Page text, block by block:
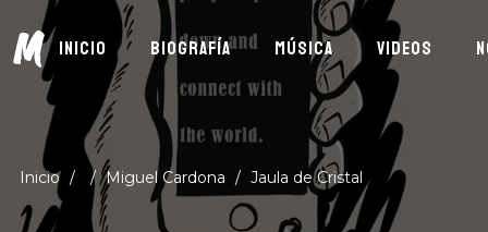
M INICIO BIOGRAFÍA MÚSICA VIDEOS
Inicio / / Miguel Cardona / Jaula de Cristal